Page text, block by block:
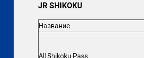
JR SHIKOKU
Название
All Shikoku Pass